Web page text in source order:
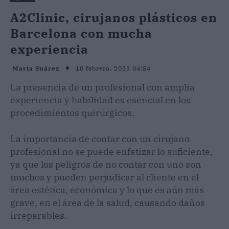
A2Clinic, cirujanos plásticos en
Barcelona con mucha
experiencia
Marta Suárez 10 febrero, 2023 04:54
La presencia de un profesional con amplia
experiencia y habilidad es esencial en los
procedimientos quirúrgicos.
La importancia de contar con un cirujano
profesional no se puede enfatizar lo suficiente,
ya que los peligros de no contar con uno son
muchos y pueden perjudicar al cliente en el
área estética, económica y lo que es aún más
grave, en el área de la salud, causando daños
irreparables.